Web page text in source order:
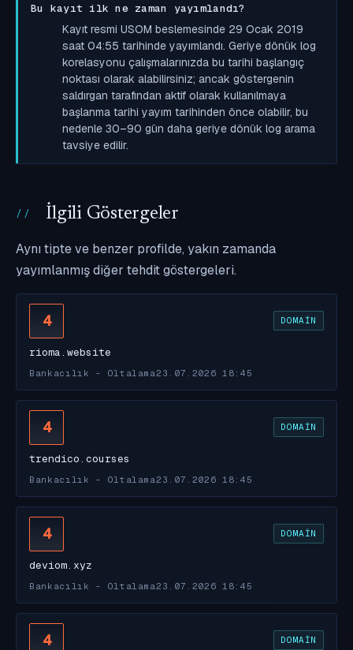
Bu kayıt ilk ne zaman yayımlandı?
Kayıt resmi USOM beslemesinde 29 Ocak 2019
saat 04:55 tarihinde yayımlandı. Geriye dönük log
korelasyonu çalışmalarınızda bu tarihi başlangıç
noktası olarak alabilirsiniz; ancak göstergenin
saldırgan tarafından aktif olarak kullanılmaya
başlanma tarihi yayım tarihinden önce olabilir, bu
nedenle 30–90 gün daha geriye dönük log arama
tavsiye edilir.
İlgili Göstergeler
Aynı tipte ve benzer profilde, yakın zamanda
yayımlanmış diğer tehdit göstergeleri.
4 DOMAIN
rioma.website
Bankacılık - Oltalama23.07.2026 18:45
4 DOMAIN
trendico.courses
Bankacılık - Oltalama23.07.2026 18:45
4 DOMAIN
deviom.xyz
Bankacılık - Oltalama23.07.2026 18:45
4 DOMAIN